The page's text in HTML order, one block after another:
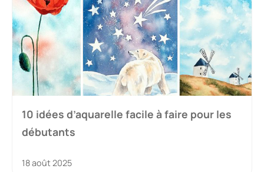
10 idées d’aquarelle facile à faire pour les
débutants
18 août 2025